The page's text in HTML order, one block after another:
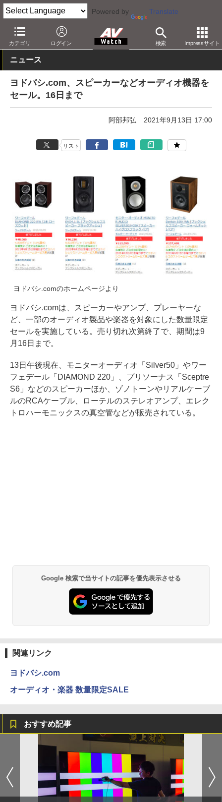
Powered by Translate
カテゴリ ログイン 検索 Impressサイト
AV Watch 動向 ショップ セール
ニュース
ヨドバシ.com、スピーカーなどオーディオ機器を
セール。16日まで
阿部邦弘 2021年9月13日 17:00
リスト
ヨドバシ.comのホームページより
ヨドバシ.comは、スピーカーやアンプ、プレーヤーな
ど、一部のオーディオ製品や楽器を対象にした数量限定
セールを実施している。売り切れ次第終了で、期間は9
月16日まで。
13日午後現在、モニターオーディオ「Silver50」やワー
フェデール「DIAMOND 220」、プリソーナス「Sceptre
S6」などのスピーカーほか、ゾノトーンやリアルケーブ
ルのRCAケーブル、ローテルのステレオアンプ、エレク
トロハーモニックスの真空管などが販売されている。
Google 検索で当サイトの記事を優先表示させる
関連リンク
ヨドバシ.com
オーディオ・楽器 数量限定SALE
おすすめ記事